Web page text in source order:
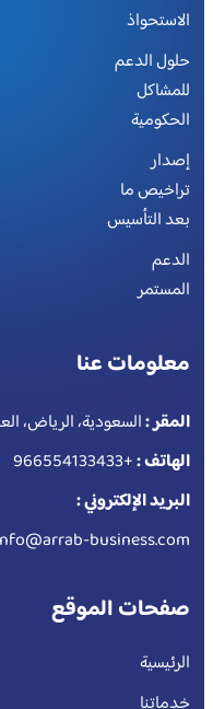
الاستحواذ
حلول الدعم
للمشاكل
الحكومية
إصدار
تراخيص ما
بعد التأسيس
الدعم
المستمر
معلومات عنا
المقر :السعودية، الرياض،
الهاتف :+966554133433
البريد الإلكتروني :
business.com
صفحات الموقع
الرئيسية